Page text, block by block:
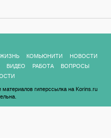
ЖИЗНЬ КОМЬЮНИТИ
НОВОСТИ
ВИДЕО РАБОТА
ВОПРОСЫ
гиперссылка на Korins.ru